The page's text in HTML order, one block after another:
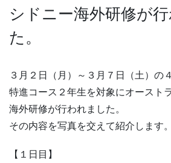
シドニー海外研修が
た。
３月２日（月）～３月７日（土）の
特進コース２年生を対象にオースト
海外研修が行われました。
その内容を写真を交えて紹介します。
【１日目】